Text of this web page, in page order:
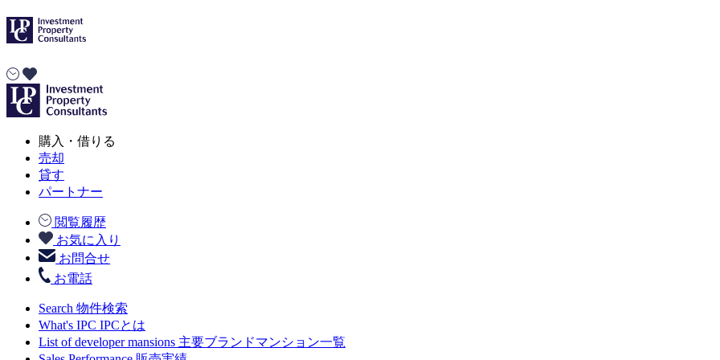
購入・借りる
売却
貸す
パートナー
閲覧履歴
お気に入り
お問合せ
お電話
Search 物件検索
What's IPC IPCとは
List of developer mansions 主要ブランドマンション一覧